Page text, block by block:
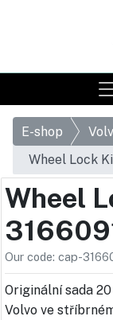
E-shop
Wheel Lock
Wheel
Our code: cap-
Originální sada
Volvo ve